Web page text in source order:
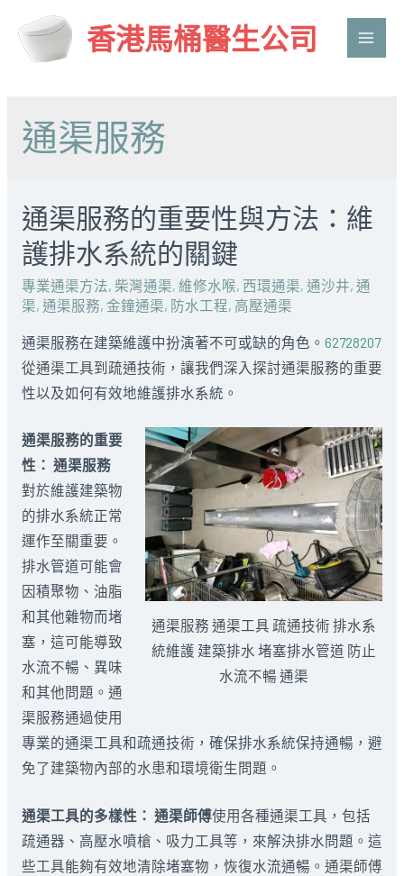
香港馬桶醫生公司
Main
通渠服務
通渠服務的重要性與方法：維
護排水系統的關鍵
專業通渠方法, 柴灣通渠, 維修水喉, 西環通渠, 通沙井, 通
渠, 通渠服務, 金鐘通渠, 防水工程, 高壓通渠
通渠服務在建築維護中扮演著不可或缺的角色。 62728207
從通渠工具到疏通技術，讓我們深入探討通渠服務的重要
性以及如何有效地維護排水系統。
通渠服務 通渠工具 疏通技術 排水系
統維護 建築排水 堵塞排水管道 防止
水流不暢 通渠
通渠服務的重要
性： 通渠服務
對於維護建築物
的排水系統正常
運作至關重要。
排水管道可能會
因積聚物、油脂
和其他雜物而堵
塞，這可能導致
水流不暢、異味
和其他問題。通
渠服務通過使用
專業的通渠工具和疏通技術，確保排水系統保持通暢，避
免了建築物內部的水患和環境衛生問題。
通渠工具的多樣性： 通渠師傅使用各種通渠工具，包括
疏通器、高壓水噴槍、吸力工具等，來解決排水問題。這
些工具能夠有效地清除堵塞物，恢復水流通暢。通渠師傅